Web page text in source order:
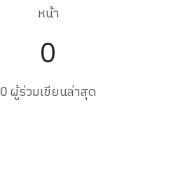
หน้า
0
0 ผู้ร่วมเขียนล่าสุด